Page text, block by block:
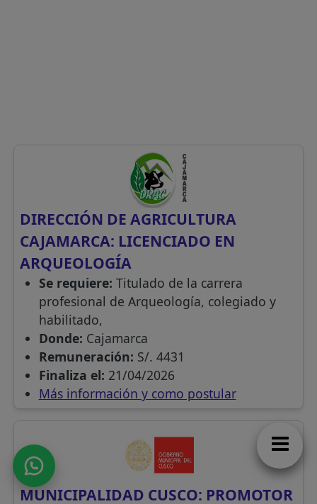
DIRECCIÓN DE AGRICULTURA
CAJAMARCA: LICENCIADO EN
ARQUEOLOGÍA
Se requiere: Titulado de la carrera
profesional de Arqueología, colegiado y
habilitado,
Donde: Cajamarca
Remuneración: S/. 4431
Finaliza el: 21/04/2026
Más información y como postular
MUNICIPALIDAD CUSCO: PROMOTOR